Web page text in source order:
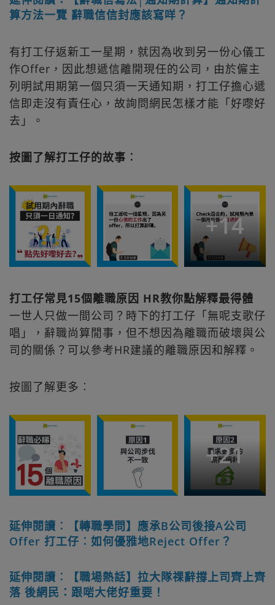
算方法一覽 辭職信信封應該寫咩？
有打工仔返新工一星期，就因為收到另一份心儀工
作Offer，因此想遞信離開現任的公司，由於僱主
列明試用期第一個只須一天通知期，打工仔擔心遞
信即走沒有責任心，故詢問網民怎樣才能「好嚟好
去」。
按圖了解打工仔的故事︰
+14
打工仔常見15個離職原因 HR教你點解釋最得體
一世人只做一間公司？時下的打工仔「無呢支歌仔
唱」，辭職尚算閒事，但不想因為離職而破壞與公
司的關係？可以參考HR建議的離職原因和解釋。
按圖了解更多︰
+21
延伸閱讀︰【轉職學問】應承B公司後接A公司
Offer 打工仔︰如何優雅地Reject Offer？
延伸閱讀︰【職場熱話】拉大隊祼辭撐上司齊上齊
落 後網民：跟啱大佬好重要！